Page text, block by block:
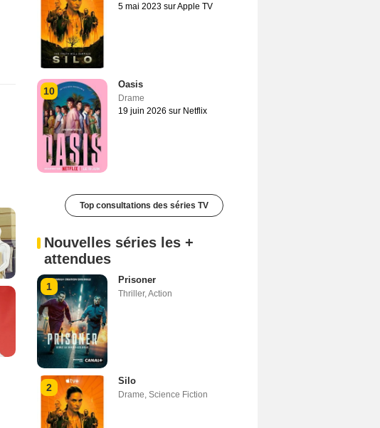
5 mai 2023 sur Apple TV
10
Oasis
Drame
19 juin 2026 sur Netflix
Top consultations des séries TV
Nouvelles séries les +
attendues
1
Prisoner
Thriller,Action
2
Silo
Drame, Science Fiction